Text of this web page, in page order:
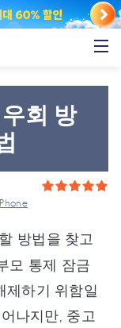
회 방
방법을 찾고
모 통제 잠금
제하기 위함일
나지만, 중고